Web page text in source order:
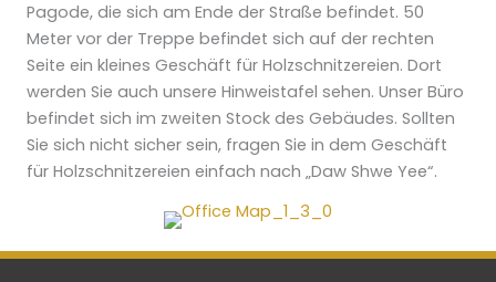
Pagode, die sich am Ende der Straße befindet. 50
Meter vor der Treppe befindet sich auf der rechten
Seite ein kleines Geschäft für Holzschnitzereien. Dort
werden Sie auch unsere Hinweistafel sehen. Unser Büro
befindet sich im zweiten Stock des Gebäudes. Sollten
Sie sich nicht sicher sein, fragen Sie in dem Geschäft
für Holzschnitzereien einfach nach „Daw Shwe Yee“.